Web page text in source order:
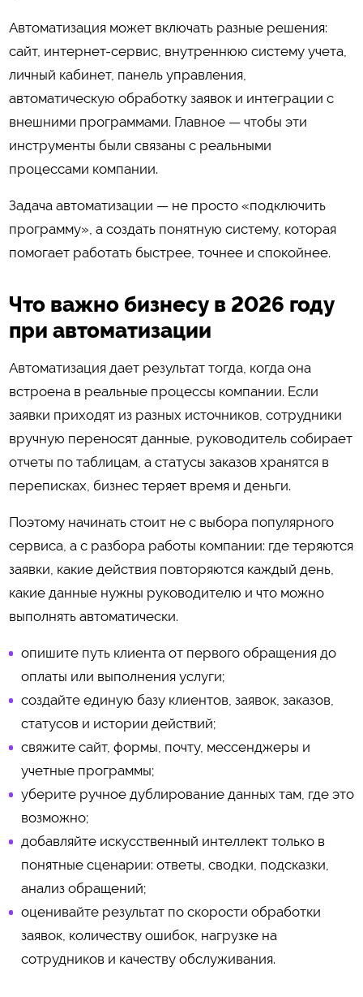
Автоматизация может включать разные решения:
сайт, интернет-сервис, внутреннюю систему учета,
личный кабинет, панель управления,
автоматическую обработку заявок и интеграции с
внешними программами. Главное — чтобы эти
инструменты были связаны с реальными
процессами компании.
Задача автоматизации — не просто «подключить
программу», а создать понятную систему, которая
помогает работать быстрее, точнее и спокойнее.
Что важно бизнесу в 2026 году
при автоматизации
Автоматизация дает результат тогда, когда она
встроена в реальные процессы компании. Если
заявки приходят из разных источников, сотрудники
вручную переносят данные, руководитель собирает
отчеты по таблицам, а статусы заказов хранятся в
переписках, бизнес теряет время и деньги.
Поэтому начинать стоит не с выбора популярного
сервиса, а с разбора работы компании: где теряются
заявки, какие действия повторяются каждый день,
какие данные нужны руководителю и что можно
выполнять автоматически.
опишите путь клиента от первого обращения до
оплаты или выполнения услуги;
создайте единую базу клиентов, заявок, заказов,
статусов и истории действий;
свяжите сайт, формы, почту, мессенджеры и
учетные программы;
уберите ручное дублирование данных там, где это
возможно;
добавляйте искусственный интеллект только в
понятные сценарии: ответы, сводки, подсказки,
анализ обращений;
оценивайте результат по скорости обработки
заявок, количеству ошибок, нагрузке на
сотрудников и качеству обслуживания.